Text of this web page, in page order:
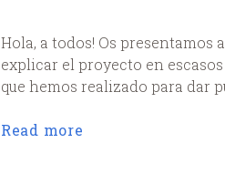
Hola, a todos! Os
explicar el proyecto en
que hemos realizado para dar
Read more